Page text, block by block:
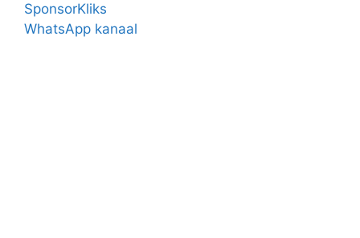
SponsorKliks
WhatsApp kanaal